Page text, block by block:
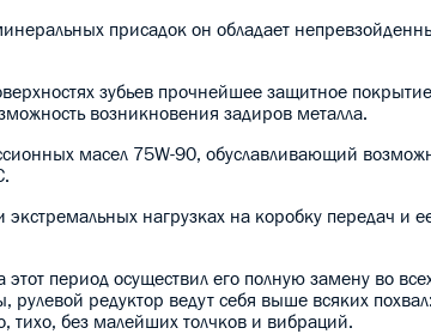
присадок он обладает
зубьев прочнейшее защитное
возникновения задиров металла.
масел 75W-90, обуславливающий
нагрузках на коробку передач и
период осуществил его полную замену во
редуктор ведут себя выше всяких
тихо, без малейших толчков и вибраций.